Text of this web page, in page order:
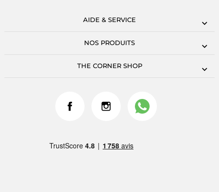
AIDE & SERVICE
NOS PRODUITS
THE CORNER SHOP